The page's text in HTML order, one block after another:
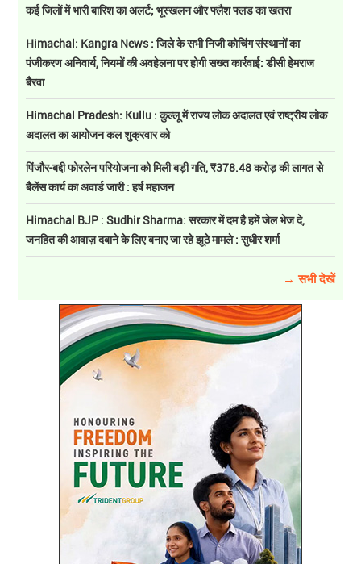
कई जिलों में भारी बारिश का अलर्ट; भूस्खलन और फ्लैश फ्लड का खतरा
Himachal: Kangra News : जिले के सभी निजी कोचिंग संस्थानों का
पंजीकरण अनिवार्य, नियमों की अवहेलना पर होगी सख्त कार्रवाई: डीसी हेमराज
बैरवा
Himachal Pradesh: Kullu : कुल्लू में राज्य लोक अदालत एवं राष्ट्रीय लोक
अदालत का आयोजन कल शुक्रवार को
पिंजौर-बद्दी फोरलेन परियोजना को मिली बड़ी गति, ₹378.48 करोड़ की लागत से
बैलेंस कार्य का अवार्ड जारी : हर्ष महाजन
Himachal BJP : Sudhir Sharma: सरकार में दम है हमें जेल भेज दे,
जनहित की आवाज़ दबाने के लिए बनाए जा रहे झूठे मामले : सुधीर शर्मा
→ सभी देखें